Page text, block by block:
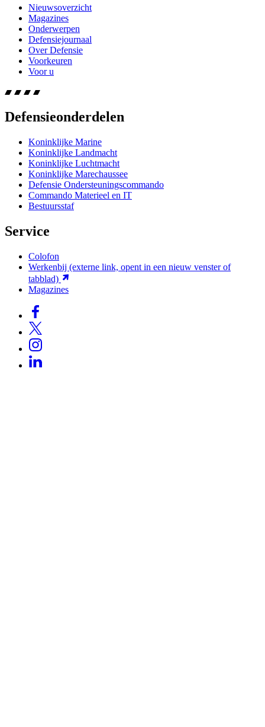
Nieuwsoverzicht
Magazines
Onderwerpen
Defensiejournaal
Over Defensie
Voorkeuren
Voor u
Defensieonderdelen
Koninklijke Marine
Koninklijke Landmacht
Koninklijke Luchtmacht
Koninklijke Marechaussee
Defensie Ondersteuningscommando
Commando Materieel en IT
Bestuursstaf
Service
Colofon
Werkenbij (externe link, opent in een nieuw venster of
tabblad)
Magazines